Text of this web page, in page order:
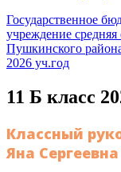
Государственное
учреждение
Пушкинского
2026 уч.год
11 Б класс
Классный
Яна